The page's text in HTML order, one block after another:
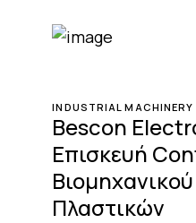
INDUSTRIAL MACHINERY
Bescon
Επισκευή
Πλαστικών